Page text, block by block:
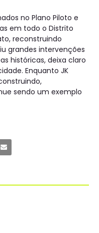
no Plano Piloto e
em todo o Distrito
reconstruindo
grandes intervenções
históricas, deixa claro
Enquanto JK
sendo um exemplo